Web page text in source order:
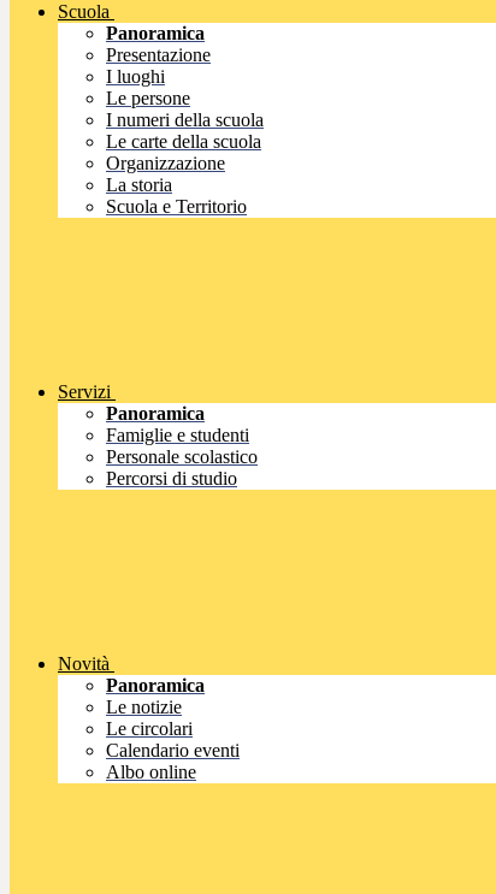
Scuola
Panoramica
Presentazione
I luoghi
Le persone
I numeri della scuola
Le carte della scuola
Organizzazione
La storia
Scuola e Territorio
Servizi
Panoramica
Famiglie e studenti
Personale scolastico
Percorsi di studio
Novità
Panoramica
Le notizie
Le circolari
Calendario eventi
Albo online